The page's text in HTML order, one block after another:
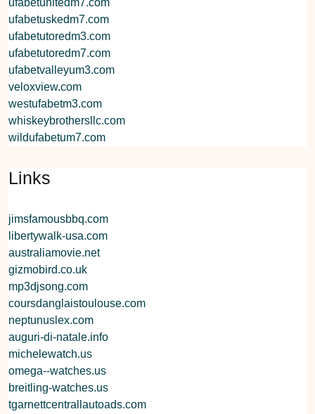
ufabetuskedm7.com
ufabetutoredm3.com
ufabetutoredm7.com
ufabetvalleyum3.com
veloxview.com
westufabetm3.com
whiskeybrothersllc.com
wildufabetum7.com
Links
jimsfamousbbq.com
libertywalk-usa.com
australiamovie.net
gizmobird.co.uk
mp3djsong.com
coursdanglaistoulouse.com
neptunuslex.com
auguri-di-natale.info
michelewatch.us
omega--watches.us
breitling-watches.us
tgarnettcentrallautoads.com